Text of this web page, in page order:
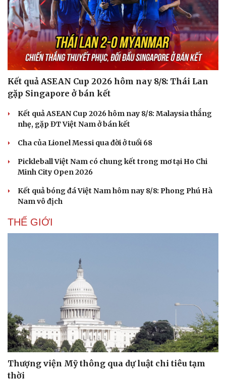
Kết quả ASEAN Cup 2026 hôm nay 8/8: Thái Lan
gặp Singapore ở bán kết
Kết quả ASEAN Cup 2026 hôm nay 8/8: Malaysia thắng
nhẹ, gặp ĐT Việt Nam ở bán kết
Cha của Lionel Messi qua đời ở tuổi 68
Pickleball Việt Nam có chung kết trong mơ tại Ho Chi
Minh City Open 2026
Kết quả bóng đá Việt Nam hôm nay 8/8: Phong Phú Hà
Nam vô địch
THẾ GIỚI
Thượng viện Mỹ thông qua dự luật chi tiêu tạm
thời